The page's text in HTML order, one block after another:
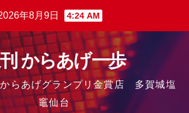
年8月9日 4:24 AM
からあげ一歩
らあげグランプリ金賞店 多賀城塩
竈仙台